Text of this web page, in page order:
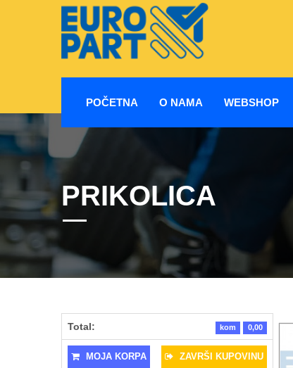
POČETNA O NAMA WEBSHOP
PRIKOLICA
Total: kom 0,00
MOJA KORPA ZAVRŠI KUPOVINU